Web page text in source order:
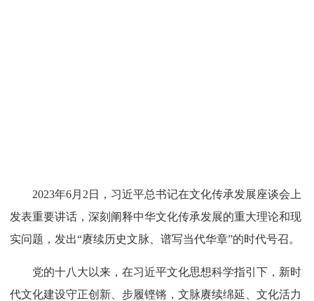
2023年6月2日，习近平总书记在文化传承发展座谈会上
发表重要讲话，深刻阐释中华文化传承发展的重大理论和现
实问题，发出“赓续历史文脉、谱写当代华章”的时代号召。
党的十八大以来，在习近平文化思想科学指引下，新时
代文化建设守正创新、步履铿锵，文脉赓续绵延、文化活力